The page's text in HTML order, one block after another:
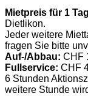
Mietpreis für 1
Dietlikon.
Jeder weitere
fragen Sie bitte
Auf-/Abbau: CHF
Fullservice: CHF
6 Stunden
weitere Stunde